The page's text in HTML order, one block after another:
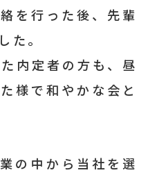
を行った後、先輩
た。
内定者の方も、昼
様で和やかな会と
の中から当社を選